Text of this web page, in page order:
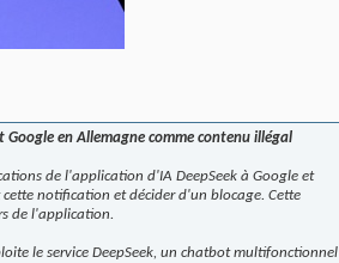
en Allemagne comme contenu illégal
de l'application d'IA DeepSeek à Google et
notification et décider d'un blocage. Cette
de l'application.
le service DeepSeek, un chatbot multifonctionnel